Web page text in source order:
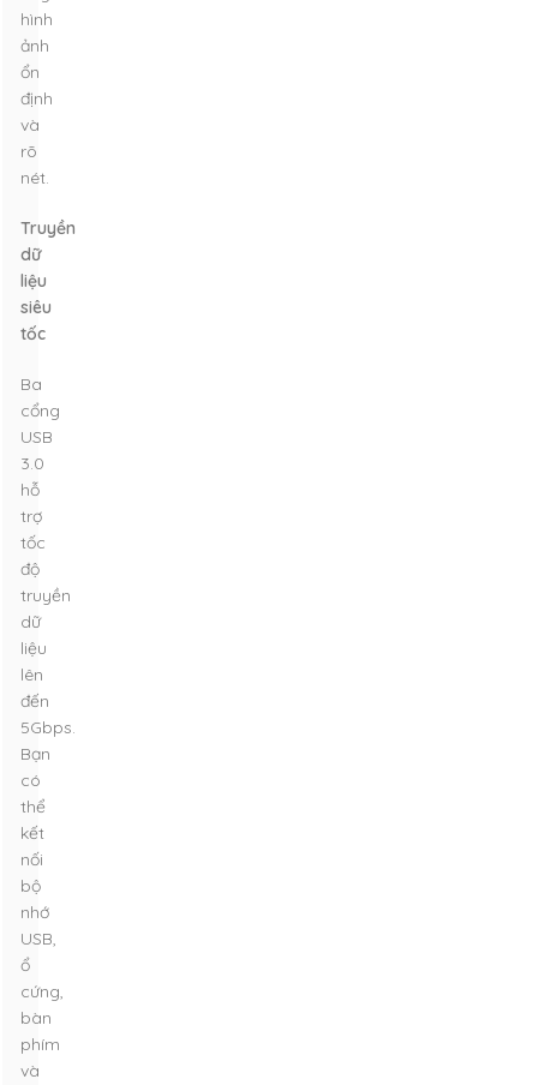
hình
ảnh
ổn
định
và
rõ
nét.
Truyền
dữ
liệu
siêu
tốc
Ba
cổng
USB
3.0
hỗ
trợ
tốc
độ
truyền
dữ
liệu
lên
đến
5Gbps.
Bạn
có
thể
kết
nối
bộ
nhớ
USB,
ổ
cứng,
bàn
phím
và